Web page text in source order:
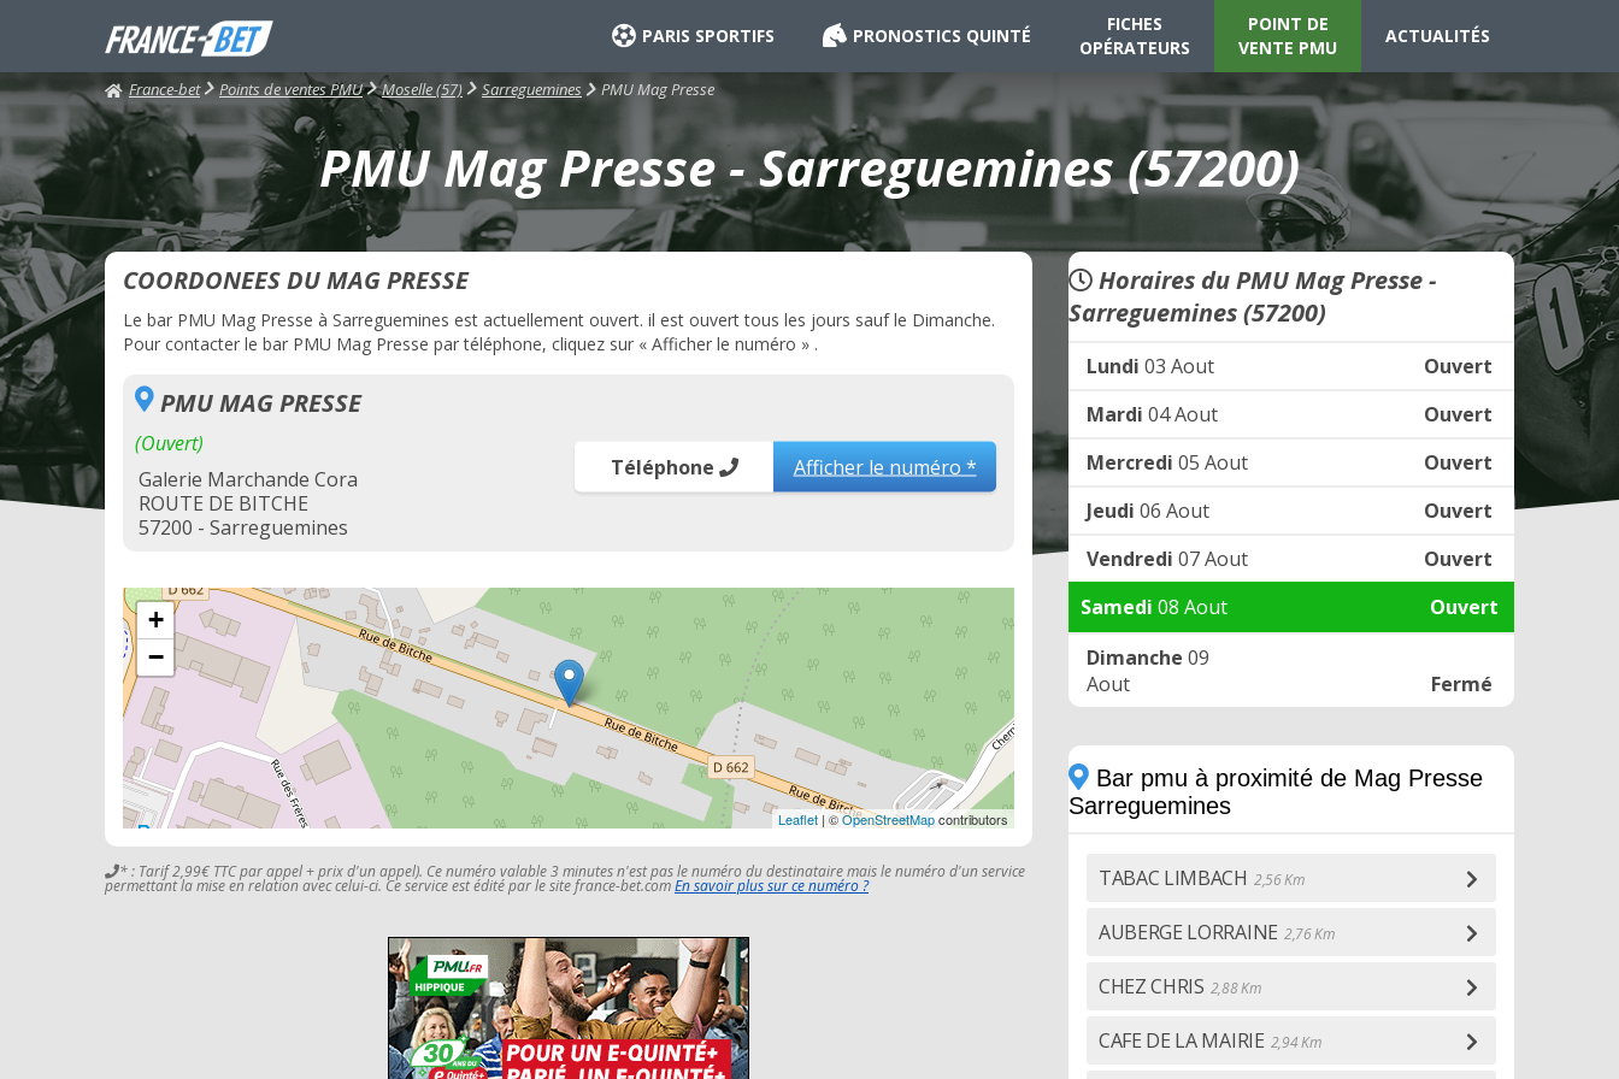
PARIS SPORTIFS PRONOSTICS QUINTÉ
FICHES
OPÉRATEURS
POINT DE
VENTE PMU
ACTUALITÉS
France-bet Points de ventes PMU Moselle (57) Sarreguemines PMU Mag Presse
PMU Mag Presse - Sarreguemines (57200)
COORDONEES DU MAG PRESSE
Le bar PMU Mag Presse à Sarreguemines est actuellement ouvert. il est ouvert tous les jours sauf le Dimanche.
Pour contacter le bar PMU Mag Presse par téléphone, cliquez sur « Afficher le numéro » .
PMU MAG PRESSE
(Ouvert)
Galerie Marchande Cora
ROUTE DE BITCHE
57200 - Sarreguemines
Téléphone Afficher le numéro *
+
−
Leaflet | ©OpenStreetMapcontributors
* : Tarif 2,99€ TTC par appel + prix d'un appel). Ce numéro valable 3 minutes n'est pas le numéro du destinataire mais le numéro d'un service
permettant la mise en relation avec celui-ci. Ce service est édité par le site france-bet.comEn savoir plus sur ce numéro ?
Horaires du PMU Mag Presse -
Sarreguemines (57200)
Lundi 03 Aout
Ouvert
Mardi 04 Aout
Ouvert
Mercredi 05 Aout
Ouvert
Jeudi 06 Aout
Ouvert
Vendredi 07 Aout
Ouvert
Samedi 08 Aout
Ouvert
Dimanche 09
Aout
Fermé
Bar pmu à proximité de Mag Presse
Sarreguemines
TABAC LIMBACH 2,56 Km
AUBERGE LORRAINE 2,76 Km
CHEZ CHRIS 2,88 Km
CAFE DE LA MAIRIE 2,94 Km